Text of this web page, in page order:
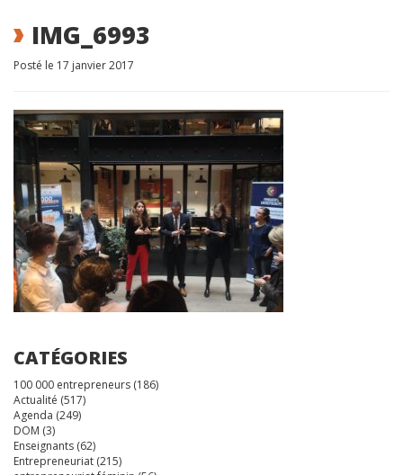
IMG_6993
Posté le 17 janvier 2017
CATÉGORIES
100 000 entrepreneurs (186)
Actualité (517)
Agenda (249)
DOM (3)
Enseignants (62)
Entrepreneuriat (215)